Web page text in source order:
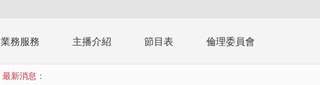
業務服務 主播介紹 節目表 倫理委員會
最新消息：